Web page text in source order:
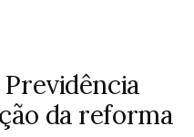
Previdência
da reforma